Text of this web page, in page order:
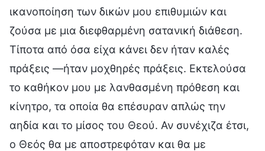
ικανοποίηση των δικών μου επιθυμιών και
ζούσα με μια διεφθαρμένη σατανική διάθεση.
Τίποτα από όσα είχα κάνει δεν ήταν καλές
πράξεις —ήταν μοχθηρές πράξεις. Εκτελούσα
το καθήκον μου με λανθασμένη πρόθεση και
κίνητρο, τα οποία θα επέσυραν απλώς την
αηδία και το μίσος του Θεού. Αν συνέχιζα έτσι,
ο Θεός θα με αποστρεφόταν και θα με